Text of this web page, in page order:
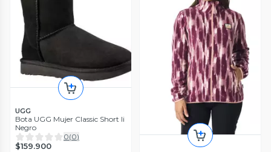
UGG
Bota UGG Mujer Classic Short Ii
Negro
0(0)
$159.900